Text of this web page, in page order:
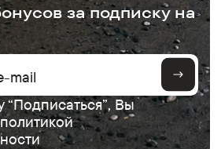
за подписку на
Вы
политикой